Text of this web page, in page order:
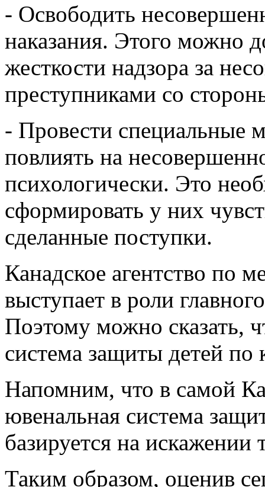
- Освободить
наказания. Этого можно
жесткости надзора за
преступниками со
- Провести специальные
повлиять на
психологически. Это
сформировать у них
сделанные поступки.
Канадское агентство по
выступает в роли
Поэтому можно сказать,
система защиты детей по
Напомним, что в самой
ювенальная система
базируется на искажении
Таким образом, оценив